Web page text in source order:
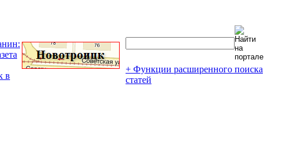
+ Функции расширенного поиска
статей